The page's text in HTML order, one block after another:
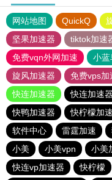
网站地图 QuickQ
坚果加速器
tiktok加速
免费vqn外网加速
小蓝
旋风加速器
免费vps加
快连加速器
快连加速
快鸭加速器
快柠檬加
软件中心
雷霆加速
小美
小美vpn 小美
快连vp加速器
快柠檬